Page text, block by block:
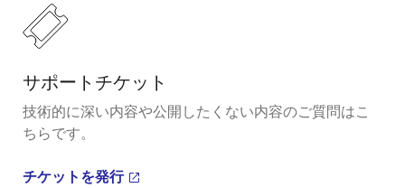
サポートチケット
技術的に深い内容や公開したくない内容のご質問はこ
ちらです。
チケットを発行